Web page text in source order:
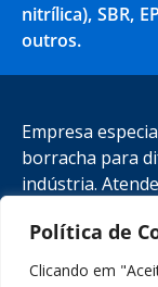
Política de
Clicando em
nitrílica), SBR,
outros.
Empresa
borracha para
indústria.